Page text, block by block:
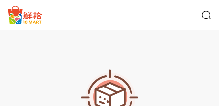
鮮拾